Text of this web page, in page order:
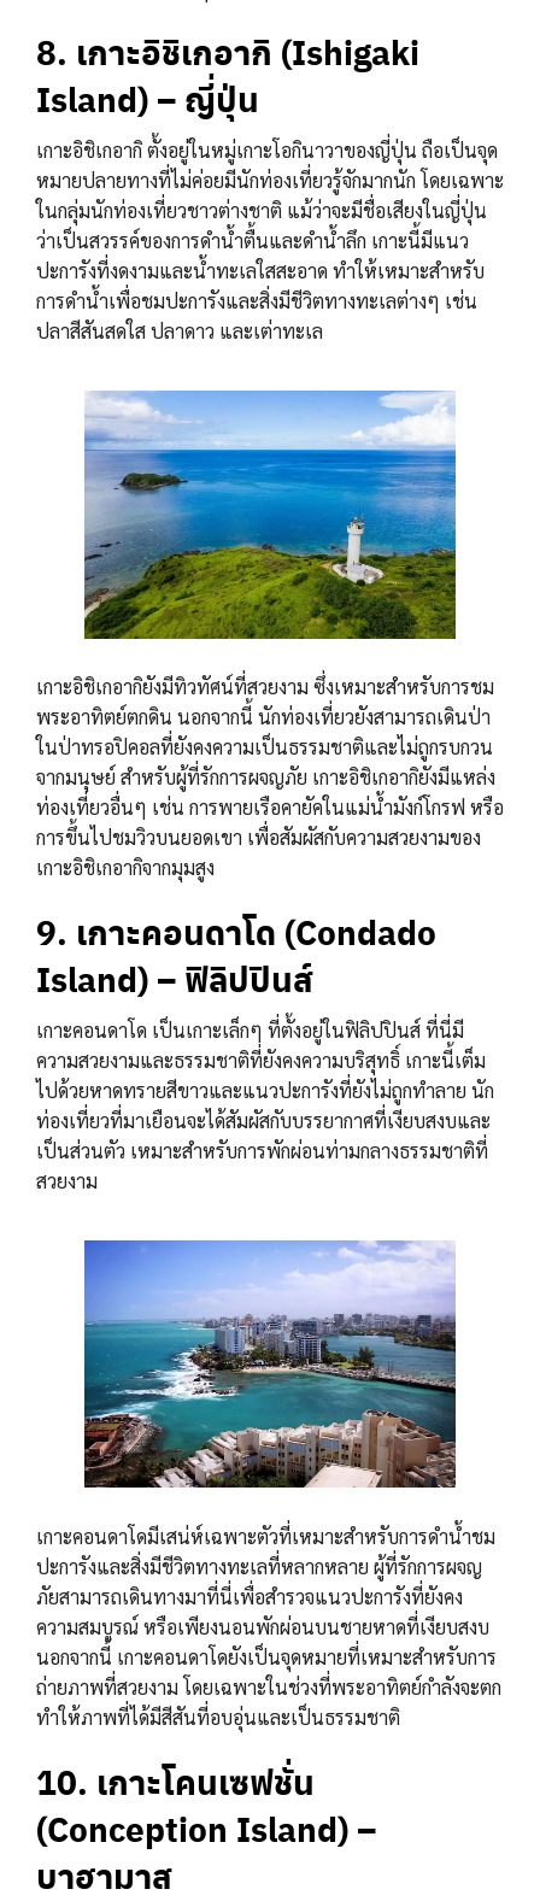
8. เกาะอิชิเกอากิ (Ishigaki
Island) – ญี่ปุ่น
เกาะอิชิเกอากิ ตั้งอยู่ในหมู่เกาะโอกินาวาของญี่ปุ่น ถือเป็นจุด
หมายปลายทางที่ไม่ค่อยมีนักท่องเที่ยวรู้จักมากนัก โดยเฉพาะ
ในกลุ่มนักท่องเที่ยวชาวต่างชาติ แม้ว่าจะมีชื่อเสียงในญี่ปุ่น
ว่าเป็นสวรรค์ของการดำน้ำตื้นและดำน้ำลึก เกาะนี้มีแนว
ปะการังที่งดงามและน้ำทะเลใสสะอาด ทำให้เหมาะสำหรับ
การดำน้ำเพื่อชมปะการังและสิ่งมีชีวิตทางทะเลต่างๆ เช่น
ปลาสีสันสดใส ปลาดาว และเต่าทะเล
เกาะอิชิเกอากิยังมีทิวทัศน์ที่สวยงาม ซึ่งเหมาะสำหรับการชม
พระอาทิตย์ตกดิน นอกจากนี้ นักท่องเที่ยวยังสามารถเดินป่า
ในป่าทรอปิคอลที่ยังคงความเป็นธรรมชาติและไม่ถูกรบกวน
จากมนุษย์ สำหรับผู้ที่รักการผจญภัย เกาะอิชิเกอากิยังมีแหล่ง
ท่องเที่ยวอื่นๆ เช่น การพายเรือคายัคในแม่น้ำมังก์โกรฟ หรือ
การขึ้นไปชมวิวบนยอดเขา เพื่อสัมผัสกับความสวยงามของ
เกาะอิชิเกอากิจากมุมสูง
9. เกาะคอนดาโด (Condado
Island) – ฟิลิปปินส์
เกาะคอนดาโด เป็นเกาะเล็กๆ ที่ตั้งอยู่ในฟิลิปปินส์ ที่นี่มี
ความสวยงามและธรรมชาติที่ยังคงความบริสุทธิ์ เกาะนี้เต็ม
ไปด้วยหาดทรายสีขาวและแนวปะการังที่ยังไม่ถูกทำลาย นัก
ท่องเที่ยวที่มาเยือนจะได้สัมผัสกับบรรยากาศที่เงียบสงบและ
เป็นส่วนตัว เหมาะสำหรับการพักผ่อนท่ามกลางธรรมชาติที่
สวยงาม
เกาะคอนดาโดมีเสน่ห์เฉพาะตัวที่เหมาะสำหรับการดำน้ำชม
ปะการังและสิ่งมีชีวิตทางทะเลที่หลากหลาย ผู้ที่รักการผจญ
ภัยสามารถเดินทางมาที่นี่เพื่อสำรวจแนวปะการังที่ยังคง
ความสมบูรณ์ หรือเพียงนอนพักผ่อนบนชายหาดที่เงียบสงบ
นอกจากนี้ เกาะคอนดาโดยังเป็นจุดหมายที่เหมาะสำหรับการ
ถ่ายภาพที่สวยงาม โดยเฉพาะในช่วงที่พระอาทิตย์กำลังจะตก
ทำให้ภาพที่ได้มีสีสันที่อบอุ่นและเป็นธรรมชาติ
10. เกาะโคนเซฟชั่น
(Conception Island) –
บาฮามาส